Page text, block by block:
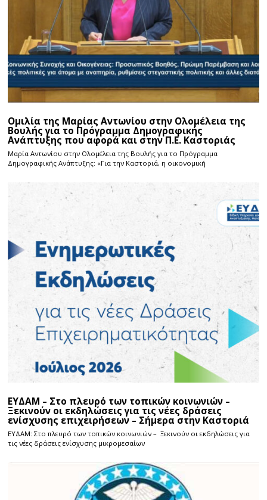
Ομιλία της Μαρίας Αντωνίου στην Ολομέλεια της
Βουλής για το Πρόγραμμα Δημογραφικής
Ανάπτυξης που αφορά και στην Π.Ε. Καστοριάς
Μαρία Αντωνίου στην Ολομέλεια της Βουλής για το Πρόγραμμα
Δημογραφικής Ανάπτυξης: «Για την Καστοριά, η οικονομική
ΕΥΔΑΜ – Στο πλευρό των τοπικών κοινωνιών –
Ξεκινούν οι εκδηλώσεις για τις νέες δράσεις
ενίσχυσης επιχειρήσεων – Σήμερα στην Καστοριά
ΕΥΔΑΜ: Στο πλευρό των τοπικών κοινωνιών – Ξεκινούν οι εκδηλώσεις για
τις νέες δράσεις ενίσχυσης μικρομεσαίων